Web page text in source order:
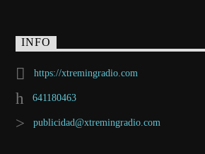
INFO
https://xtremingradio.com
641180463
publicidad@xtremingradio.com